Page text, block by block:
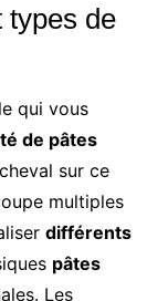
types de
qui vous
de pâtes
sur ce
multiples
différents
pâtes
Les